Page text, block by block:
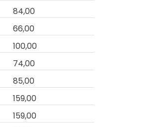
84,00
66,00
100,00
74,00
85,00
159,00
159,00